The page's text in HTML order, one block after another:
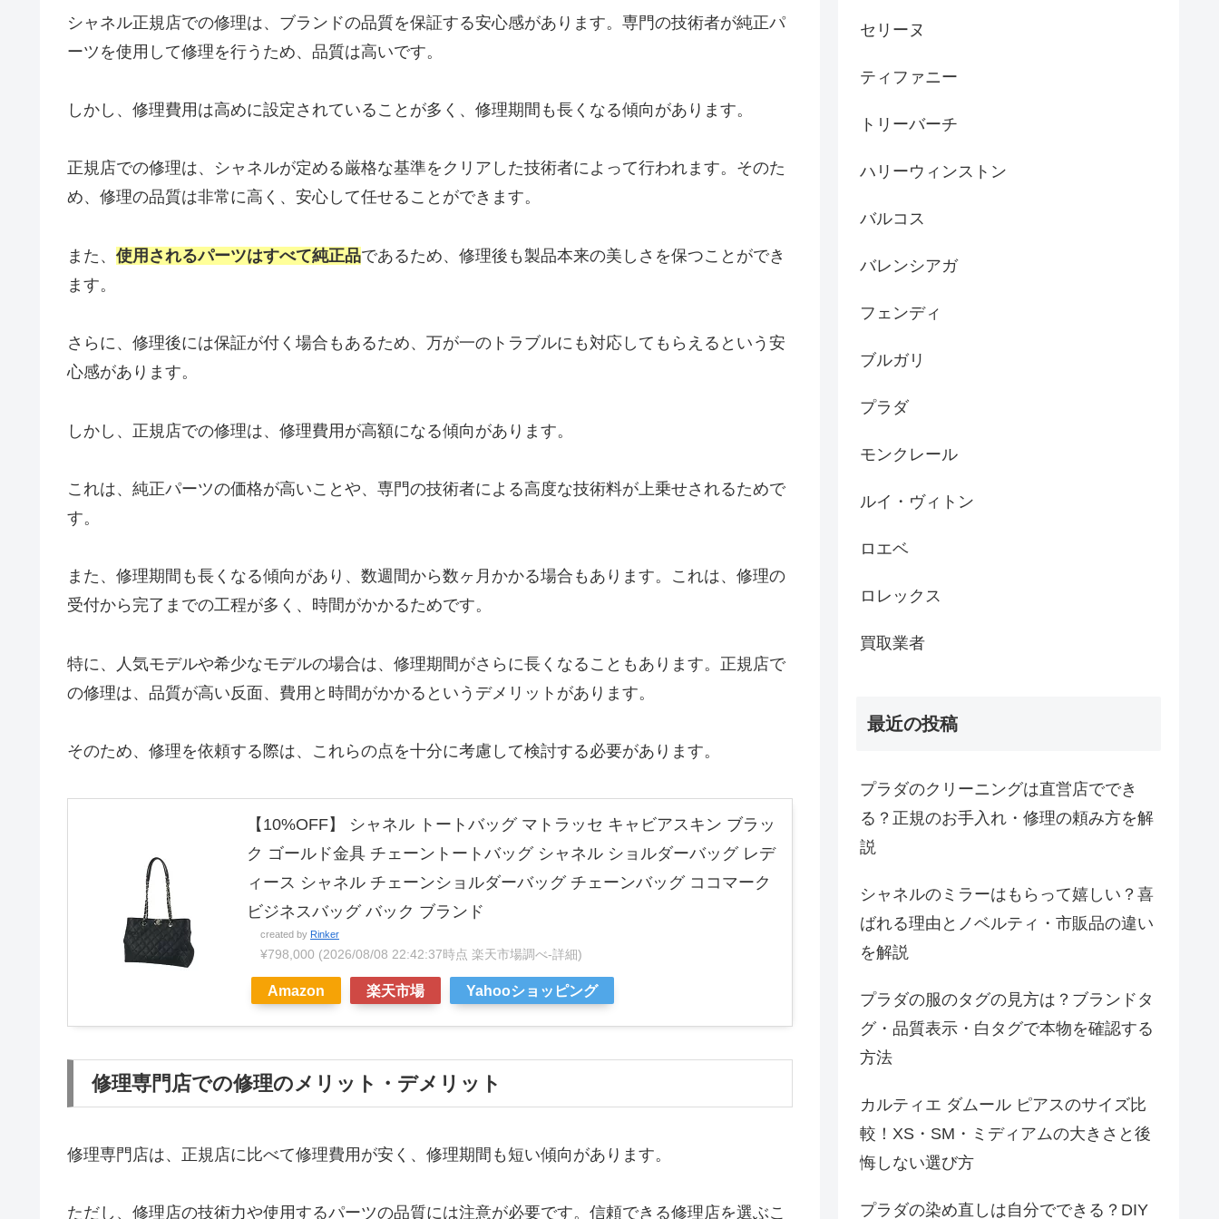
シャネル正規店での修理は、ブランドの品質を保証する安心感があります。専門の技術者が純正パ
ーツを使用して修理を行うため、品質は高いです。
しかし、修理費用は高めに設定されていることが多く、修理期間も長くなる傾向があります。
正規店での修理は、シャネルが定める厳格な基準をクリアした技術者によって行われます。そのた
め、修理の品質は非常に高く、安心して任せることができます。
また、 使用されるパーツはすべて純正品であるため、修理後も製品本来の美しさを保つことができ
ます。
さらに、修理後には保証が付く場合もあるため、万が一のトラブルにも対応してもらえるという安
心感があります。
しかし、正規店での修理は、修理費用が高額になる傾向があります。
これは、純正パーツの価格が高いことや、専門の技術者による高度な技術料が上乗せされるためで
す。
また、修理期間も長くなる傾向があり、数週間から数ヶ月かかる場合もあります。これは、修理の
受付から完了までの工程が多く、時間がかかるためです。
特に、人気モデルや希少なモデルの場合は、修理期間がさらに長くなることもあります。正規店で
の修理は、品質が高い反面、費用と時間がかかるというデメリットがあります。
そのため、修理を依頼する際は、これらの点を十分に考慮して検討する必要があります。
【10%OFF】 シャネル トートバッグ マトラッセ キャビアスキン ブラッ
ク ゴールド金具 チェーントートバッグ シャネル ショルダーバッグ レデ
ィース シャネル チェーンショルダーバッグ チェーンバッグ ココマーク
ビジネスバッグ バック ブランド
created by Rinker
¥798,000 (2026/08/08 22:42:37時点 楽天市場調べ-詳細)
Amazon 楽天市場 Yahooショッピング
修理専門店での修理のメリット・デメリット
修理専門店は、正規店に比べて修理費用が安く、修理期間も短い傾向があります。
ただし、修理店の技術力や使用するパーツの品質には注意が必要です。信頼できる修理店を選ぶこ
セリーヌ
ティファニー
トリーバーチ
ハリーウィンストン
バルコス
バレンシアガ
フェンディ
ブルガリ
プラダ
モンクレール
ルイ・ヴィトン
ロエベ
ロレックス
買取業者
最近の投稿
プラダのクリーニングは直営店ででき
る？正規のお手入れ・修理の頼み方を解
説
シャネルのミラーはもらって嬉しい？喜
ばれる理由とノベルティ・市販品の違い
を解説
プラダの服のタグの見方は？ブランドタ
グ・品質表示・白タグで本物を確認する
方法
カルティエ ダムール ピアスのサイズ比
較！XS・SM・ミディアムの大きさと後
悔しない選び方
プラダの染め直しは自分でできる？DIY